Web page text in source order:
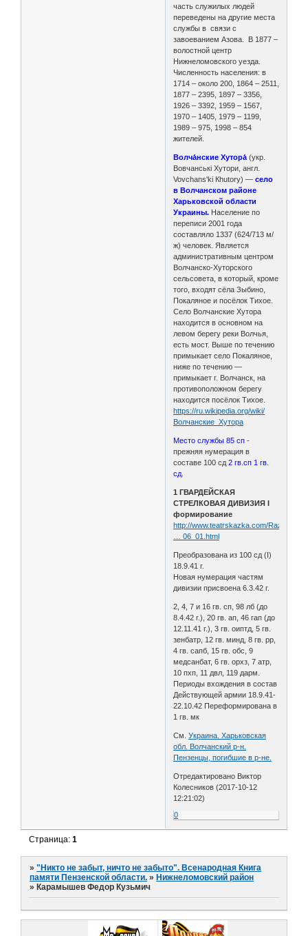
часть служилых людей
переведены на другие места
службы в связи с
завоеванием Азова. В 1877 –
волостной центр
Нижнеломовского уезда.
Численность населения: в
1714 – около 200, 1864 – 2511,
1877 – 2395, 1897 – 3356,
1926 – 3392, 1959 – 1567,
1970 – 1405, 1979 – 1199,
1989 – 975, 1998 – 854
жителей.
Волча́нские Хутора́ (укр.
Вовчанські Хутори, англ.
Vovchans'ki Кhutory) —село
в Волчанском районе
Харьковской области
Украины. Население по
переписи 2001 года
составляло 1337 (624/713 м/
ж) человек. Является
административным центром
Волчанско-Хуторского
сельсовета, в который, кроме
того, входят сёла Зыбино,
Покаляное и посёлок Тихое.
Село Волчанские Хутора
находится в основном на
левом берегу реки Волчья,
есть мост. Выше по течению
примыкает село Покаляное,
ниже по течению —
примыкает г. Волчанск, на
противоположном берегу
находится посёлок Тихое.
https://ru.wikipedia.org/wiki/
Волчанские_Хутора
Место службы 85 сп -
прежняя нумерация в
составе 100 сд2 гв.сп 1 гв.
сд
1 ГВАРДЕЙСКАЯ
СТРЕЛКОВАЯ ДИВИЗИЯ I
формирование
http://www.teatrskazka.com/Raznoe/
… 06_01.html
Преобразована из 100 сд (I)
18.9.41 г.
Новая нумерация частям
дивизии присвоена 6.3.42 г.
2, 4, 7 и 16 гв. сп, 98 лб (до
8.4.42 г.), 20 гв. ап, 46 гап (до
12.11.41 г.), 3 гв. оиптд, 5 гв.
зенбатр, 12 гв. минд, 8 гв. рр,
4 гв. сапб, 15 гв. обс, 9
медсанбат, 6 гв. орхз, 7 атр,
10 пхп, 11 двл, 119 дарм.
Периоды вхождения в состав
Действующей армии 18.9.41-
22.10.42 Переформирована в
1 гв. мк
См.Украина. Харьковская
обл. Волчанский р-н.
Пензенцы, погибшие в р-не.
Отредактировано Виктор
Колесников (2017-10-12
12:21:02)
0
Страница:1
»"Никто не забыт, ничто не забыто". Всенародная Книга
памяти Пензенской области. » Нижнеломовский район
» Карамышев Федор Кузьмич